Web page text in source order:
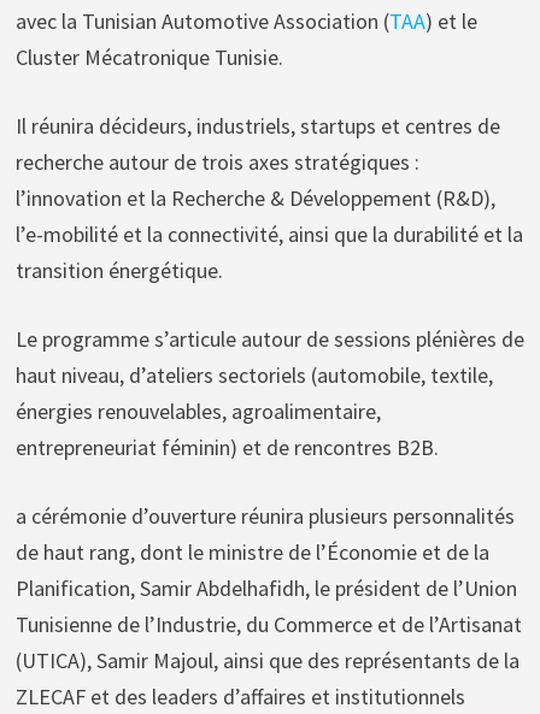
avec la Tunisian Automotive Association (TAA) et le
Cluster Mécatronique Tunisie.
Il réunira décideurs, industriels, startups et centres de
recherche autour de trois axes stratégiques :
l’innovation et la Recherche & Développement (R&D),
l’e-mobilité et la connectivité, ainsi que la durabilité et la
transition énergétique.
Le programme s’articule autour de sessions plénières de
haut niveau, d’ateliers sectoriels (automobile, textile,
énergies renouvelables, agroalimentaire,
entrepreneuriat féminin) et de rencontres B2B.
a cérémonie d’ouverture réunira plusieurs personnalités
de haut rang, dont le ministre de l’Économie et de la
Planification, Samir Abdelhafidh, le président de l’Union
Tunisienne de l’Industrie, du Commerce et de l’Artisanat
(UTICA), Samir Majoul, ainsi que des représentants de la
ZLECAF et des leaders d’affaires et institutionnels